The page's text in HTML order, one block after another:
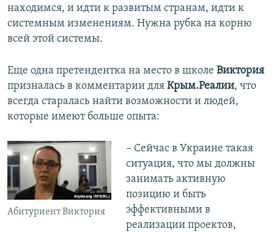
находимся, и идти к развитым странам, идти к
системным изменениям. Нужна рубка на корню
всей этой системы.
Еще одна претендентка на место в школе Виктория
призналась в комментарии для Крым.Реалии, что
всегда старалась найти возможности и людей,
которые имеют больше опыта:
Абитуриент Виктория
– Сейчас в Украине такая
ситуация, что мы должны
занимать активную
позицию и быть
эффективными в
реализации проектов,